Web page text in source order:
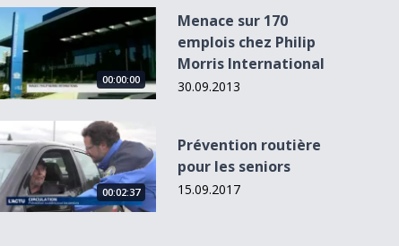
Menace sur 170 emplois chez Philip Morris International
00:00:00
Menace sur 170
emplois chez Philip
Morris International
30.09.2013
Prévention routière pour les seniors
00:02:37
Prévention routière
pour les seniors
15.09.2017